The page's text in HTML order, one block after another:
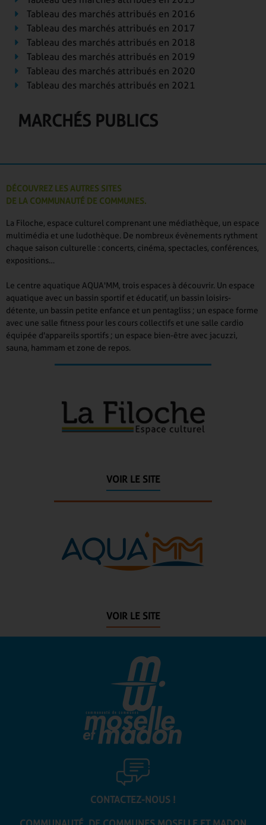
Tableau des marchés attribués en 2016
Tableau des marchés attribués en 2017
Tableau des marchés attribués en 2018
Tableau des marchés attribués en 2019
Tableau des marchés attribués en 2020
Tableau des marchés attribués en 2021
MARCHÉS PUBLICS
DÉCOUVREZ LES AUTRES SITES
DE LA COMMUNAUTÉ DE COMMUNES.
La Filoche, espace culturel comprenant une médiathèque, un espace
multimédia et une ludothèque. De nombreux évènements rythment
chaque saison culturelle : concerts, cinéma, spectacles, conférences,
expositions…
Le centre aquatique AQUA'MM, trois espaces à découvrir. Un espace
aquatique avec un bassin sportif et éducatif, un bassin loisirs-
détente, un bassin petite enfance et un pentagliss ; un espace forme
avec une salle fitness pour les cours collectifs et une salle cardio
équipée d'appareils sportifs ; un espace bien-être avec jacuzzi,
sauna, hammam et zone de repos.
VOIR LE SITE
VOIR LE SITE
CONTACTEZ-NOUS !